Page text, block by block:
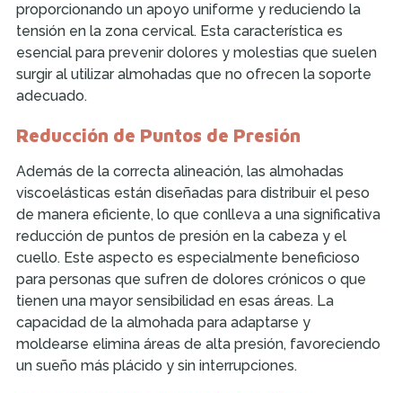
proporcionando un apoyo uniforme y reduciendo la
tensión en la zona cervical. Esta característica es
esencial para prevenir dolores y molestias que suelen
surgir al utilizar almohadas que no ofrecen la soporte
adecuado.
Reducción de Puntos de Presión
Además de la correcta alineación, las almohadas
viscoelásticas están diseñadas para distribuir el peso
de manera eficiente, lo que conlleva a una significativa
reducción de puntos de presión en la cabeza y el
cuello. Este aspecto es especialmente beneficioso
para personas que sufren de dolores crónicos o que
tienen una mayor sensibilidad en esas áreas. La
capacidad de la almohada para adaptarse y
moldearse elimina áreas de alta presión, favoreciendo
un sueño más plácido y sin interrupciones.